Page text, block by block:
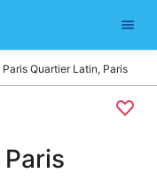
Quartier Latin, Paris